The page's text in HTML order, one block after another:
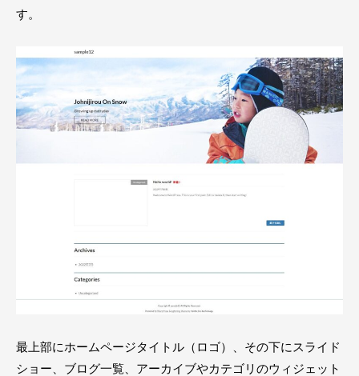
す。
最上部にホームページタイトル（ロゴ）、その下にスライド
ショー、ブログ一覧、アーカイブやカテゴリのウィジェット